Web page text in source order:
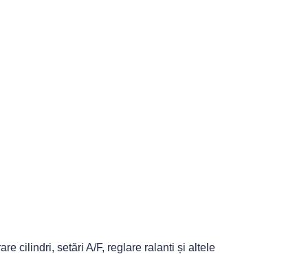
cilindri, setări A/F, reglare ralanti și altele